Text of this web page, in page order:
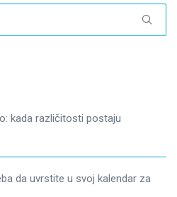
kada različitosti postaju
da uvrstite u svoj kalendar za